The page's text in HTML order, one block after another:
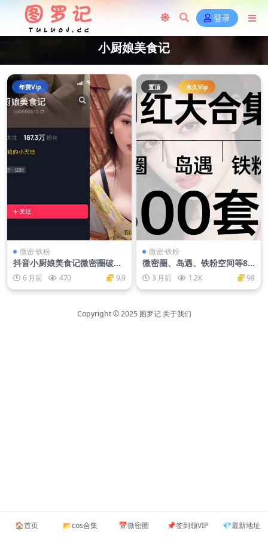
登录
小厨娘美食记
年费Vip
微密·铁粉
抖音小厨娘美食记微密圈破解
全集6 月前 470 9.9
置顶 永久Vip
微密·铁粉
微密圈、岛遇、铁粉空间等80
0套+网红大合集
3 月前 1.2K 98
Copyright © 2025 图罗记 关于我们
🏠️首页 📂cos合集 📅微密圈 📌签到领VIP 💎最新地址